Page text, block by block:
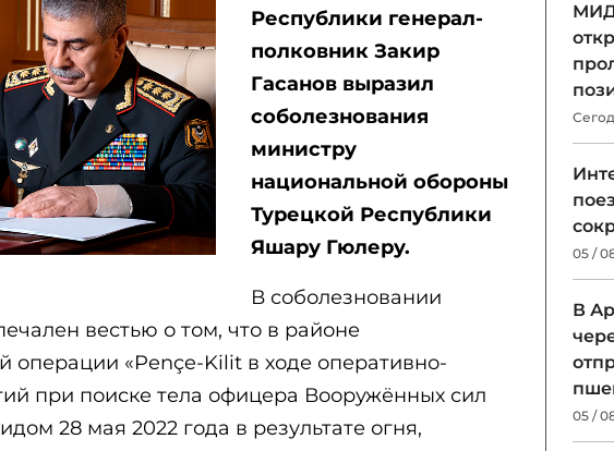
Республики генерал-
полковник Закир
Гасанов выразил
соболезнования
министру
национальной обороны
Турецкой Республики
Яшару Гюлеру.
В соболезновании
вестью о том, что в районе
операции «Pençe-Kilit в ходе оперативно-
при поиске тела офицера Вооружённых сил
28 мая 2022 года в результате огня,
МИД
05 /
В
05 /